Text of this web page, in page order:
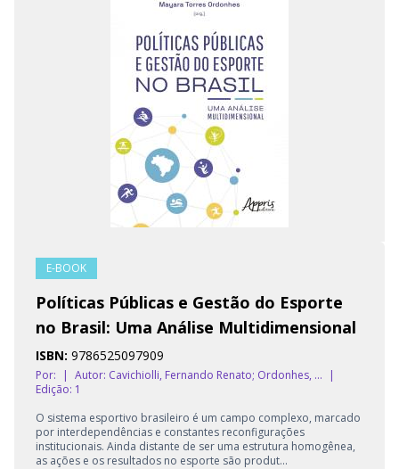
E-BOOK
Políticas Públicas e Gestão do Esporte
no Brasil: Uma Análise Multidimensional
ISBN: 9786525097909
Por: | Autor: Cavichiolli, Fernando Renato; Ordonhes, ...
|
Edição: 1
O sistema esportivo brasileiro é um campo complexo, marcado
por interdependências e constantes reconfigurações
institucionais. Ainda distante de ser uma estrutura homogênea,
as ações e os resultados no esporte são produt...